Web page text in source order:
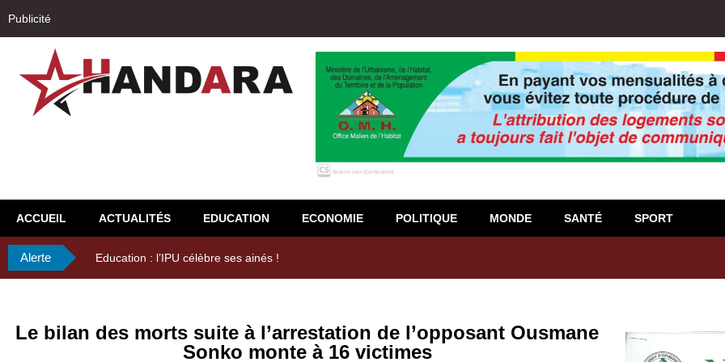
Publicité
ACCUEIL ACTUALITÉS EDUCATION ECONOMIE POLITIQUE MONDE SANTÉ SPORT
Alerte 29ème Assemblée Générale Ordinaire de l’Union Nyèsigiso : L’encours total des dépôts des membres passé de 18
Le bilan des morts suite à l’arrestation de l’opposant Ousmane
Sonko monte à 16 victimes